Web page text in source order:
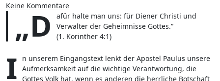
Keine Kommentare
„D
afür halte man uns: für Diener Christi und
Verwalter der Geheimnisse Gottes.“
(1. Korinther 4:1)
I
n unserem Eingangstext lenkt der Apostel Paulus unsere
Aufmerksamkeit auf die wichtige Verantwortung, die
Gottes Volk hat, wenn es anderen die herrliche Botschaft